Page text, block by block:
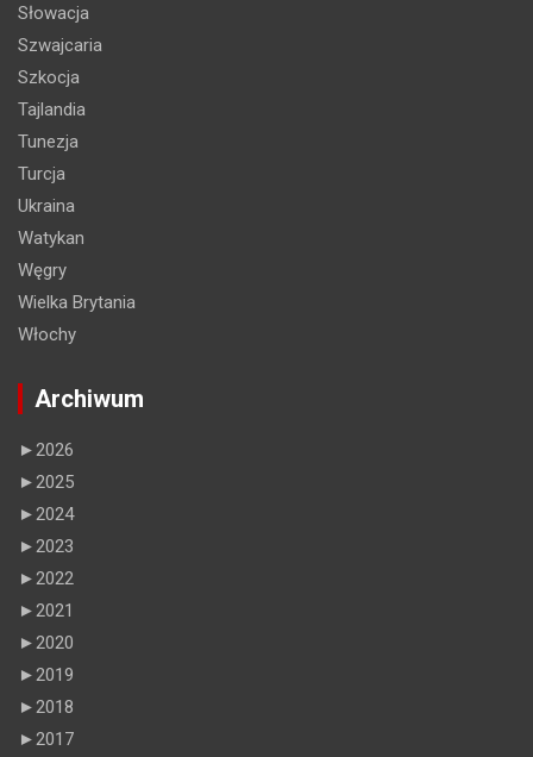
Słowacja
Szwajcaria
Szkocja
Tajlandia
Tunezja
Turcja
Ukraina
Watykan
Węgry
Wielka Brytania
Włochy
Archiwum
►2026
►2025
►2024
►2023
►2022
►2021
►2020
►2019
►2018
►2017